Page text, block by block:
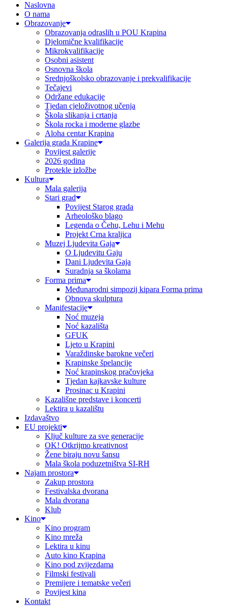
Naslovna
O nama
Obrazovanje
Obrazovanja odraslih u POU Krapina
Djelomične kvalifikacije
Mikrokvalifikacije
Osobni asistent
Osnovna škola
Srednjoškolsko obrazovanje i prekvalifikacije
Tečajevi
Održane edukacije
Tjedan cjeloživotnog učenja
Škola slikanja i crtanja
Škola rocka i moderne glazbe
Aloha centar Krapina
Galerija grada Krapine
Povijest galerije
2026 godina
Protekle izložbe
Kultura
Mala galerija
Stari grad
Povijest Starog grada
Arheološko blago
Legenda o Čehu, Lehu i Mehu
Projekt Crna kraljica
Muzej Ljudevita Gaja
O Ljudevitu Gaju
Dani Ljudevita Gaja
Suradnja sa školama
Forma prima
Međunarodni simpozij kipara Forma prima
Obnova skulptura
Manifestacije
Noć muzeja
Noć kazališta
GFUK
Ljeto u Krapini
Varaždinske barokne večeri
Krapinske špelancije
Noć krapinskog pračovjeka
Tjedan kajkavske kulture
Prosinac u Krapini
Kazališne predstave i koncerti
Lektira u kazalištu
Izdavaštvo
EU projekti
Ključ kulture za sve generacije
OK! Otkrijmo kreativnost
Žene biraju novu šansu
Mala škola poduzetništva SI-RH
Najam prostora
Zakup prostora
Festivalska dvorana
Mala dvorana
Klub
Kino
Kino program
Kino mreža
Lektira u kinu
Auto kino Krapina
Kino pod zvijezdama
Filmski festivali
Premijere i tematske večeri
Povijest kina
Kontakt